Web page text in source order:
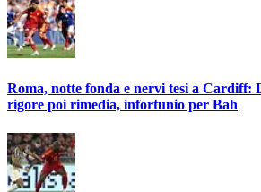
Roma, notte fonda e nervi tesi a Cardiff:
rigore poi rimedia, infortunio per Bah